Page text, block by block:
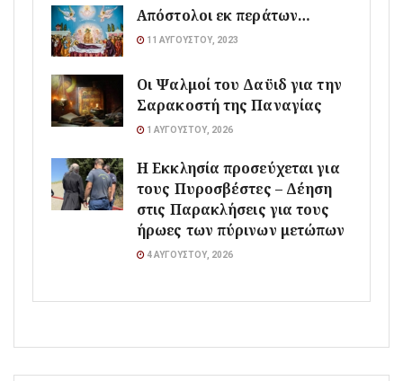
Απόστολοι εκ περάτων…
11 ΑΥΓΟΎΣΤΟΥ, 2023
Οι Ψαλμοί του Δαϋιδ για την
Σαρακοστή της Παναγίας
1 ΑΥΓΟΎΣΤΟΥ, 2026
Η Εκκλησία προσεύχεται για
τους Πυροσβέστες – Δέηση
στις Παρακλήσεις για τους
ήρωες των πύρινων μετώπων
4 ΑΥΓΟΎΣΤΟΥ, 2026